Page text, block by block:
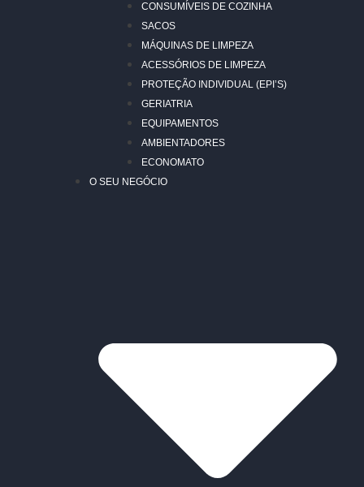
CONSUMÍVEIS DE COZINHA
SACOS
MÁQUINAS DE LIMPEZA
ACESSÓRIOS DE LIMPEZA
PROTEÇÃO INDIVIDUAL (EPI’S)
GERIATRIA
EQUIPAMENTOS
AMBIENTADORES
ECONOMATO
O SEU NEGÓCIO